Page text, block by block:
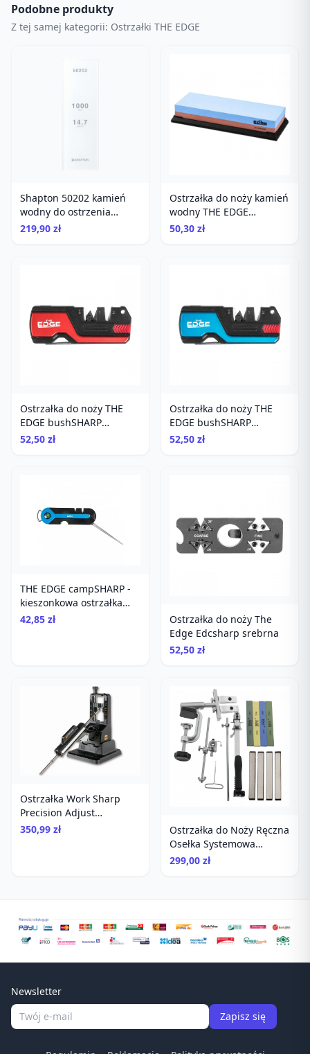
Podobne produkty
Z tej samej kategorii: Ostrzałki THE EDGE
Shapton 50202 kamień
wodny do ostrzenia
gradacja 1000
219,90 zł
Ostrzałka do noży kamień
wodny THE EDGE
stoneSHARP 240/800
50,30 zł
Ostrzałka do noży THE
EDGE bushSHARP
czerwona + krzesiwo
52,50 zł
Ostrzałka do noży THE
EDGE bushSHARP
niebieska + krzesiwo
52,50 zł
THE EDGE campSHARP -
kieszonkowa ostrzałka
outdoorowa z gwizdkiem
42,85 zł
Ostrzałka do noży The
Edge Edcsharp srebrna
52,50 zł
Ostrzałka Work Sharp
Precision Adjust
diamentowa
350,99 zł
Ostrzałka do Noży Ręczna
Osełka Systemowa
Diamenty Kamienie
299,00 zł
Newsletter
Zapisz się